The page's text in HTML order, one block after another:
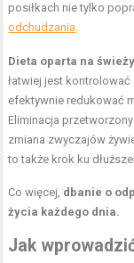
posiłkach nie tylko
odchudzania.
Dieta oparta na
łatwiej jest kontrolować
efektywnie redukować
Eliminacja
zmiana zwyczajów
to także krok ku
Co więcej, dbanie o
życia każdego dnia.
Jak